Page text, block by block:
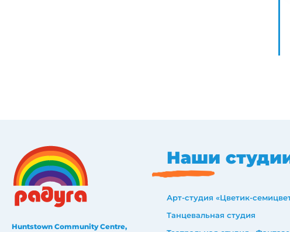
Huntstown Community Centre,
Наши
Арт-студия «Цветик-
Танцевальная студия